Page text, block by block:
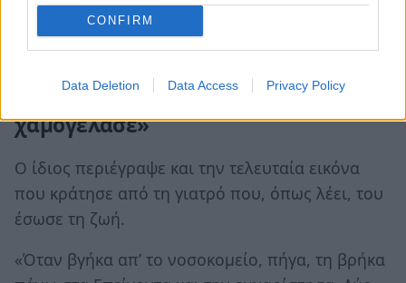
CONFIRM
Data Deletion Data Access Privacy Policy
αποδειχθεί ότι τελικά όντως, είχα φραγμένη
αρτηρία. Γιατί μετά μου βάλανε stent», ανέφερε.
«Την ευχαρίστησα και εκείνη μου
χαμογέλασε»
Ο ίδιος περιέγραψε και την τελευταία εικόνα
που κράτησε από τη γιατρό που, όπως λέει, του
έσωσε τη ζωή.
«Όταν βγήκα απ’ το νοσοκομείο, πήγα, τη βρήκα